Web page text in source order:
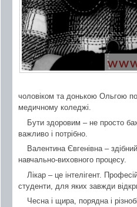
чоловіком та донькою Ольгою
медичному коледжі.
Бути здоровим – не просто
важливо і потрібно.
Валентина Євгенівна –
навчально-виховного процесу.
Лікар – це інтелігент.
студенти, для яких завжди
Чесна і щира, порядна і